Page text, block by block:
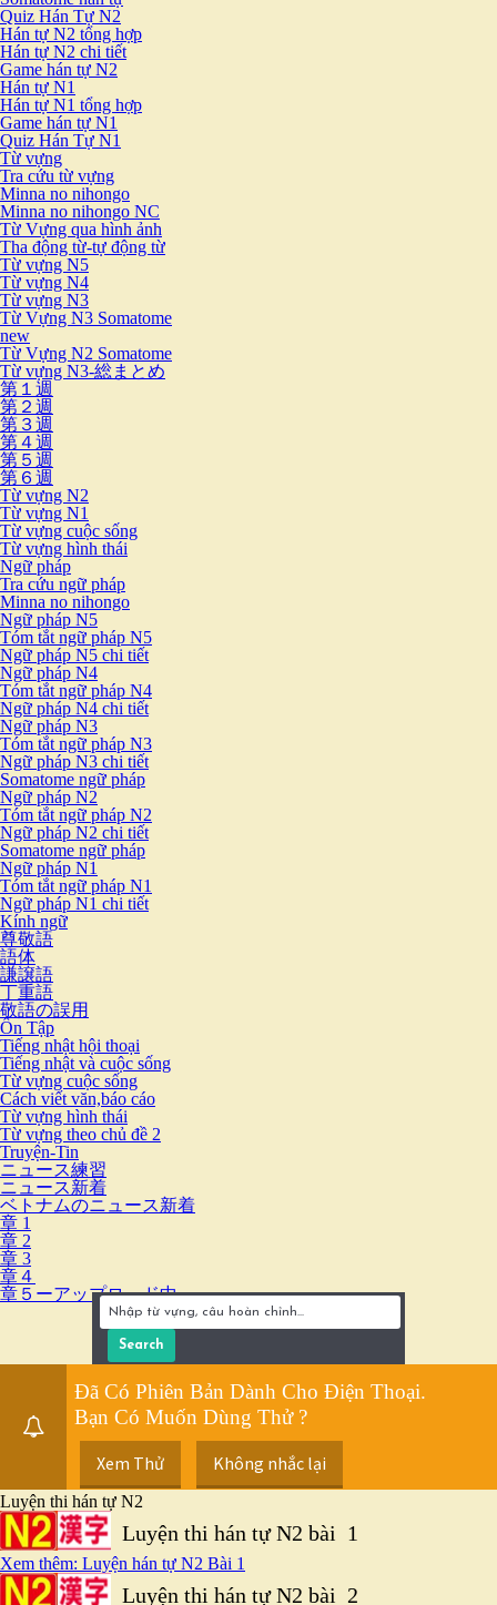
Quiz Hán Tự N2
Hán tự N2 tổng hợp
Hán tự N2 chi tiết
Game hán tự N2
Hán tự N1
Hán tự N1 tổng hợp
Game hán tự N1
Quiz Hán Tự N1
Từ vựng
Tra cứu từ vựng
Minna no nihongo
Minna no nihongo NC
Từ Vựng qua hình ảnh
Tha động từ-tự động từ
Từ vựng N5
Từ vựng N4
Từ vựng N3
Từ Vựng N3 Somatome
new
Từ Vựng N2 Somatome
Từ vựng N3-総まとめ
第１週
第２週
第３週
第４週
第５週
第６週
Từ vựng N2
Từ vựng N1
Từ vựng cuộc sống
Từ vựng hình thái
Ngữ pháp
Tra cứu ngữ pháp
Minna no nihongo
Ngữ pháp N5
Tóm tắt ngữ pháp N5
Ngữ pháp N5 chi tiết
Ngữ pháp N4
Tóm tắt ngữ pháp N4
Ngữ pháp N4 chi tiết
Ngữ pháp N3
Tóm tắt ngữ pháp N3
Ngữ pháp N3 chi tiết
Somatome ngữ pháp
Ngữ pháp N2
Tóm tắt ngữ pháp N2
Ngữ pháp N2 chi tiết
Somatome ngữ pháp
Ngữ pháp N1
Tóm tắt ngữ pháp N1
Ngữ pháp N1 chi tiết
Kính ngữ
尊敬語
語体
謙譲語
丁重語
敬語の誤用
Ôn Tập
Tiếng nhật hội thoại
Tiếng nhật và cuộc sống
Từ vựng cuộc sống
Cách viết văn,báo cáo
Từ vựng hình thái
Từ vựng theo chủ đề 2
Truyện-Tin
ニュース練習
ニュース新着
ベトナムのニュース新着
章 1
章 2
章 3
章４
章５ーアップロード中
Đã Có Phiên Bản Dành Cho Điện Thoại.
Bạn Có Muốn Dùng Thử ?
Xem Thử Không nhắc lại
Luyện thi hán tự N2
Luyện thi hán tự N2 bài 1
Xem thêm: Luyện hán tự N2 Bài 1
Luyện thi hán tự N2 bài 2